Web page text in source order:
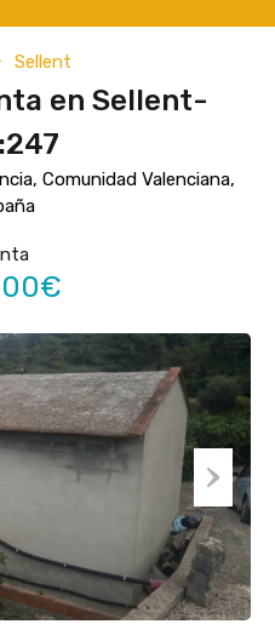
Sellent
en Sellent-
Comunidad Valenciana,